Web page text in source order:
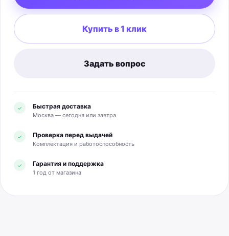
68 × 72 мм; масса: 0,55 кг. Комплектация по данным
производителя: колонка JBL Flip 6, кабель USB-C,
краткое руководство, гарантийный талон и инструкция
по безопасности.
Купить в 1 клик
Задать вопрос
✓ Быстрая доставка
Москва — сегодня или завтра
✓ Проверка перед выдачей
Комплектация и работоспособность
✓ Гарантия и поддержка
1 год от магазина